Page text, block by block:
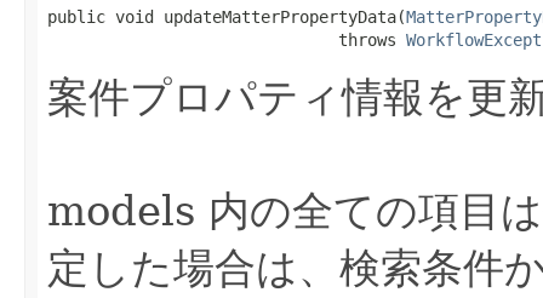
public void updateMatterPropertyData(
                              throws
案件プロパティ情報を更
models 内の全ての項目
定した場合は、検索条件